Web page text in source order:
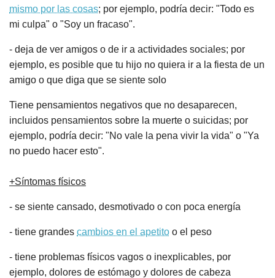
mismo por las cosas; por ejemplo, podría decir: "Todo es
mi culpa" o "Soy un fracaso".
- deja de ver amigos o de ir a actividades sociales; por
ejemplo, es posible que tu hijo no quiera ir a la fiesta de un
amigo o que diga que se siente solo
Tiene pensamientos negativos que no desaparecen,
incluidos pensamientos sobre la muerte o suicidas; por
ejemplo, podría decir: "No vale la pena vivir la vida" o "Ya
no puedo hacer esto".
+Síntomas físicos
- se siente cansado, desmotivado o con poca energía
- tiene grandes cambios en el apetito o el peso
- tiene problemas físicos vagos o inexplicables, por
ejemplo, dolores de estómago y dolores de cabeza